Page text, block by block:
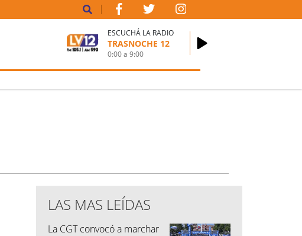
ESCUCHÁ LA RADIO
TRASNOCHE 12
0:00a9:00
LAS MAS LEÍDAS
La CGT convocó a marchar